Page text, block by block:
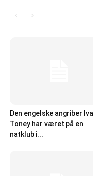
Den engelske angriber
Toney har været på en
natklub i...